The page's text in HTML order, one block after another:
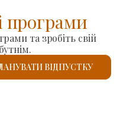
програми
та зробіть свій
ВІДПУСТКУ
Ласло